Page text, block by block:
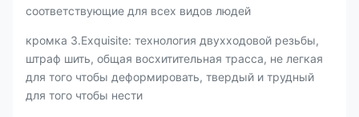
соответствующие для всех видов людей
кромка 3.Exquisite: технология двухходовой резьбы,
штраф шить, общая восхитительная трасса, не легкая
для того чтобы деформировать, твердый и трудный
для того чтобы нести